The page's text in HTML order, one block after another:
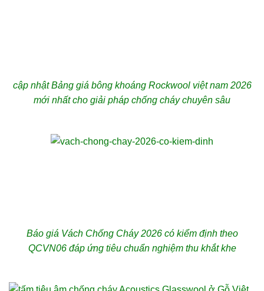
cập nhật Bảng giá bông khoáng Rockwool việt nam 2026
mới nhất cho giải pháp chống cháy chuyên sâu
Báo giá Vách Chống Cháy 2026 có kiểm định theo
QCVN06 đáp ứng tiêu chuẩn nghiệm thu khắt khe